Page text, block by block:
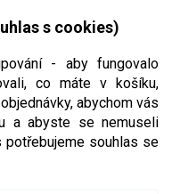
s cookies)
- aby fungovalo
co máte v košíku,
abychom vás
a abyste se nemuseli
souhlas se
NÁKUPNÍ